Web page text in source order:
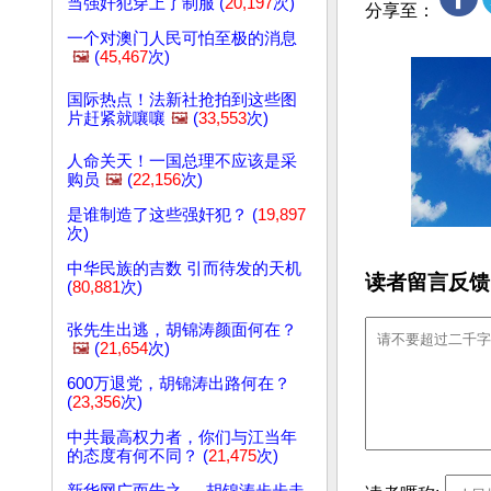
一个对澳门人民可怕至极的消息
🖼️ (45,467次)
国际热点！法新社抢拍到这些图
片赶紧就嚷嚷 🖼️ (33,553次)
人命关天！一国总理不应该是采
购员 🖼️ (22,156次)
是谁制造了这些强奸犯？ (19,897
次)
中华民族的吉数 引而待发的天机
(80,881次)
张先生出逃，胡锦涛颜面何在？
🖼️ (21,654次)
600万退党，胡锦涛出路何在？
(23,356次)
中共最高权力者，你们与江当年
的态度有何不同？ (21,475次)
分享至：
读者留言反